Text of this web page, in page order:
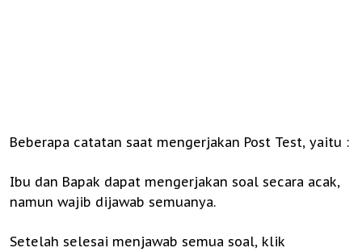
Beberapa catatan saat mengerjakan Post Test, yaitu :
Ibu dan Bapak dapat mengerjakan soal secara acak,
namun wajib dijawab semuanya.
Setelah selesai menjawab semua soal, klik